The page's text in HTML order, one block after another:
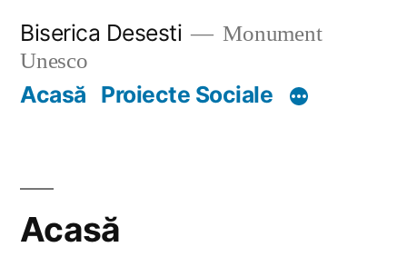
content
Biserica Desesti
Monument
Unesco
Acasă Proiecte Sociale
Acasă